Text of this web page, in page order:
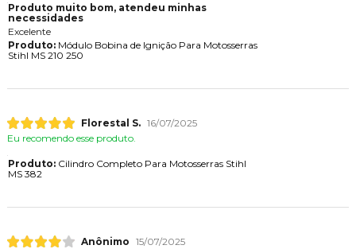
Produto muito bom, atendeu minhas
necessidades
Excelente
Produto:Módulo Bobina de Ignição Para Motosserras
Stihl MS 210 250
Florestal S. 16/07/2025
Eu recomendo esse produto.
Produto:Cilindro Completo Para Motosserras Stihl
MS 382
Anônimo 15/07/2025